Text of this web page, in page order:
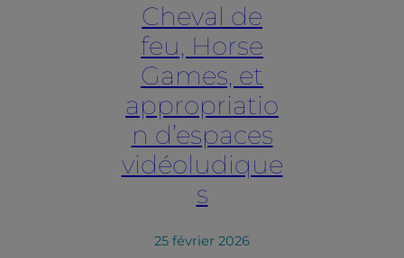
Cheval de
feu, Horse
Games, et
appropriatio
n d’espaces
vidéoludique
s
25 février 2026